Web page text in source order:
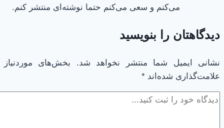
می‌کنم و سعی می‌کنم حتما نوشته‌ای منتشر کنم.
دیدگاهتان را بنویسید
نشانی ایمیل شما منتشر نخواهد شد.
بخش‌های موردنیاز
علامت‌گذاری شده‌اند *